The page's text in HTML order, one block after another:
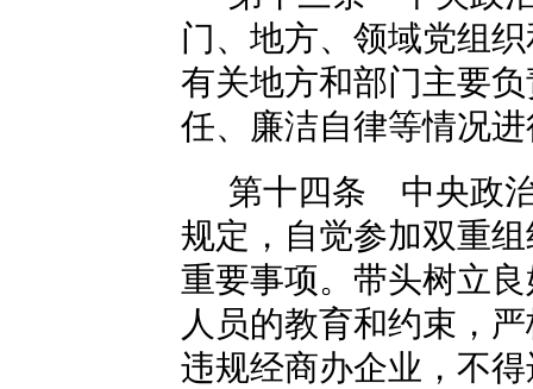
门、地方、领域党组
有关地方和部门主要
任、廉洁自律等情况
第十四条 中央政
规定，自觉参加双重
重要事项。带头树立
人员的教育和约束，
违规经商办企业，不